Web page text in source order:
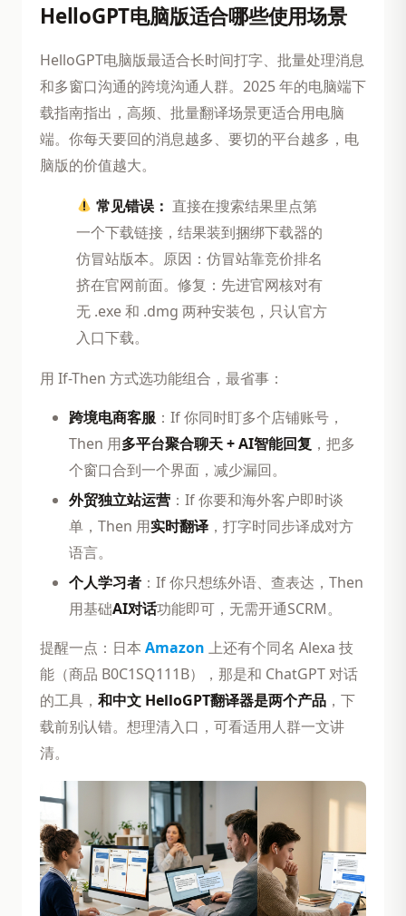
HelloGPT电脑版适合哪些使用场景
HelloGPT电脑版最适合长时间打字、批量处理消息
和多窗口沟通的跨境沟通人群。2025 年的电脑端下
载指南指出，高频、批量翻译场景更适合用电脑
端。你每天要回的消息越多、要切的平台越多，电
脑版的价值越大。
常见错误： 直接在搜索结果里点第
一个下载链接，结果装到捆绑下载器的
仿冒站版本。原因：仿冒站靠竞价排名
挤在官网前面。修复：先进官网核对有
无 .exe 和 .dmg 两种安装包，只认官方
入口下载。
用 If-Then 方式选功能组合，最省事：
跨境电商客服 ：If 你同时盯多个店铺账号，
Then 用多平台聚合聊天 + AI智能回复 ，把多
个窗口合到一个界面，减少漏回。
外贸独立站运营 ：If 你要和海外客户即时谈
单，Then 用实时翻译 ，打字时同步译成对方
语言。
个人学习者 ：If 你只想练外语、查表达，Then
用基础AI对话功能即可，无需开通SCRM。
提醒一点：日本 Amazon 上还有个同名 Alexa 技
能（商品 B0C1SQ111B），那是和 ChatGPT 对话
的工具， 和中文 HelloGPT翻译器是两个产品 ，下
载前别认错。想理清入口，可看适用人群一文讲
清。